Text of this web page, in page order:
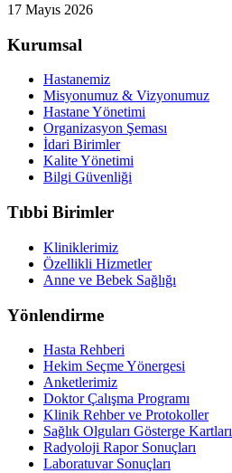
17 Mayıs 2026
Kurumsal
Hastanemiz
Misyonumuz & Vizyonumuz
Hastane Yönetimi
Organizasyon Şeması
İdari Birimler
Kalite Yönetimi
Bilgi Güvenliği
Tıbbi Birimler
Kliniklerimiz
Özellikli Hizmetler
Anne ve Bebek Sağlığı
Yönlendirme
Hasta Rehberi
Hekim Seçme Yönergesi
Anketlerimiz
Doktor Çalışma Programı
Klinik Rehber ve Protokoller
Sağlık Olguları Gösterge Kartları
Radyoloji Rapor Sonuçları
Laboratuvar Sonuçları